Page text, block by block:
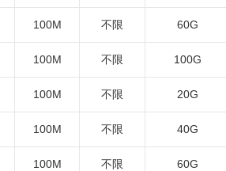
100M 不限 60G
100M 不限 100G
100M 不限 20G
100M 不限 40G
100M 不限 60G